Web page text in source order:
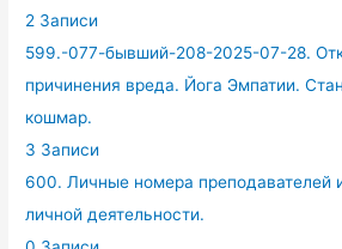
2 Записи
599.-077-бывший-208-2025-07-28.
причинения вреда. Йога Эмпатии.
кошмар.
3 Записи
600. Личные номера преподавателей
личной деятельности.